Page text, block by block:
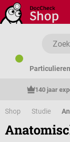
Ga naar de
Particulieren
140 jaar
Shop Studie